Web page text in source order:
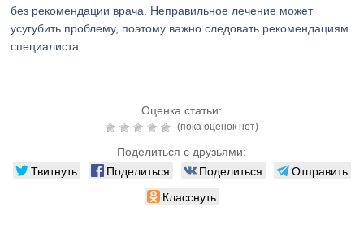
без рекомендации врача. Неправильное лечение может
усугубить проблему, поэтому важно следовать рекомендациям
специалиста.
Оценка статьи:
(пока оценок нет)
Поделиться с друзьями:
Твитнуть Поделиться Поделиться
Отправить
Класснуть